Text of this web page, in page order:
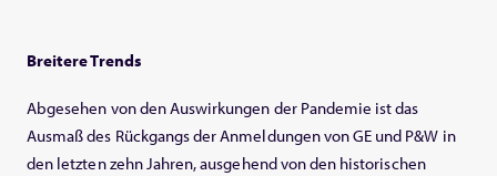
Breitere Trends
Abgesehen von den Auswirkungen der Pandemie ist das
Ausmaß des Rückgangs der Anmeldungen von GE und P&W in
den letzten zehn Jahren, ausgehend von den historischen